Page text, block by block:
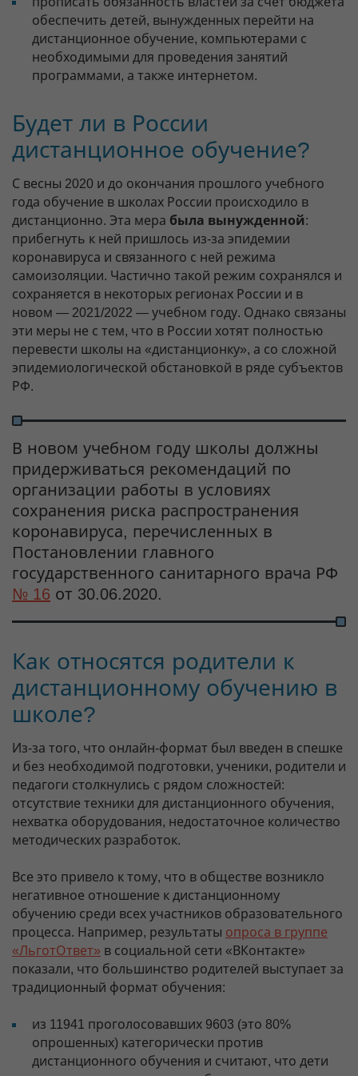
обеспечить детей, вынужденных перейти на
дистанционное обучение, компьютерами с
необходимыми для проведения занятий
программами, а также интернетом.
Будет ли в России
дистанционное обучение?
С весны 2020 и до окончания прошлого учебного
года обучение в школах России происходило в
дистанционно. Эта мера была вынужденной:
прибегнуть к ней пришлось из-за эпидемии
коронавируса и связанного с ней режима
самоизоляции. Частично такой режим сохранялся и
сохраняется в некоторых регионах России и в
новом — 2021/2022 — учебном году. Однако связаны
эти меры не с тем, что в России хотят полностью
перевести школы на «дистанционку», а со сложной
эпидемиологической обстановкой в ряде субъектов
РФ.
В новом учебном году школы должны
придерживаться рекомендаций по
организации работы в условиях
сохранения риска распространения
коронавируса, перечисленных в
Постановлении главного
государственного санитарного врача РФ
№ 16 от 30.06.2020.
Как относятся родители к
дистанционному обучению в
школе?
Из-за того, что онлайн-формат был введен в спешке
и без необходимой подготовки, ученики, родители и
педагоги столкнулись с рядом сложностей:
отсутствие техники для дистанционного обучения,
нехватка оборудования, недостаточное количество
методических разработок.
Все это привело к тому, что в обществе возникло
негативное отношение к дистанционному
обучению среди всех участников образовательного
процесса. Например, результаты опроса в группе
«ЛьготОтвет» в социальной сети «ВКонтакте»
показали, что большинство родителей выступает за
традиционный формат обучения:
из 11941 проголосовавших 9603 (это 80%
опрошенных) категорически против
дистанционного обучения и считают, что дети